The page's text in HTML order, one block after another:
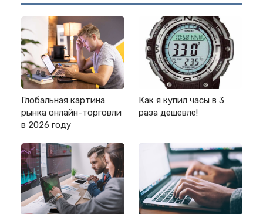
Глобальная картина
рынка онлайн-торговли
в 2026 году
Как я купил часы в 3
раза дешевле!